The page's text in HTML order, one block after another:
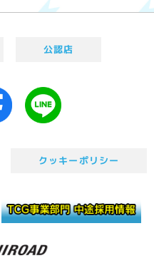
公認店
クッキーポリシー